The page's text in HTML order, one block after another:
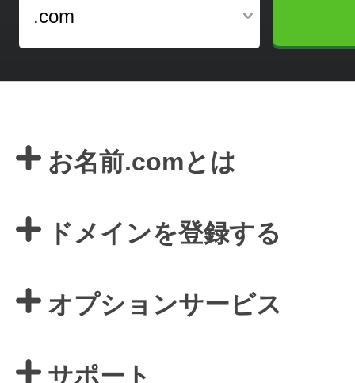
.com
お名前.comとは
ドメインを登録する
オプションサービス
サポート